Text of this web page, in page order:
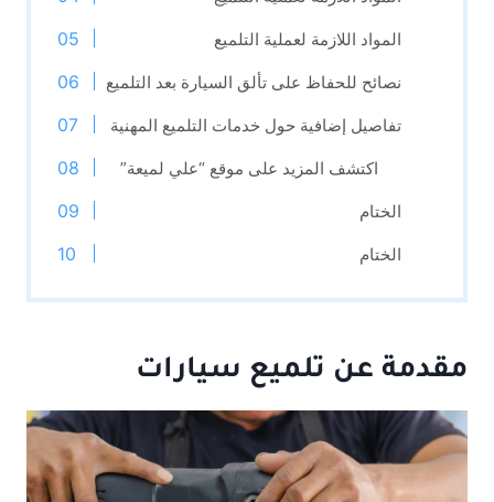
المواد اللازمة لعملية التلميع
نصائح للحفاظ على تألق السيارة بعد التلميع
تفاصيل إضافية حول خدمات التلميع المهنية
اكتشف المزيد على موقع “علي لميعة”
الختام
الختام
مقدمة عن تلميع سيارات